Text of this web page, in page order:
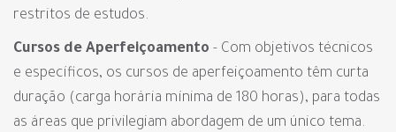
restritos de estudos.
Cursos de Aperfeiçoamento - Com objetivos técnicos
e específicos, os cursos de aperfeiçoamento têm curta
duração (carga horária mínima de 180 horas), para todas
as áreas que privilegiam abordagem de um único tema.